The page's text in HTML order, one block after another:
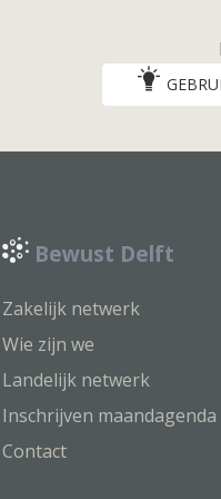
Bewust Delft
Zakelijk netwerk
Wie zijn we
Landelijk netwerk
Inschrijven maandagenda
Contact